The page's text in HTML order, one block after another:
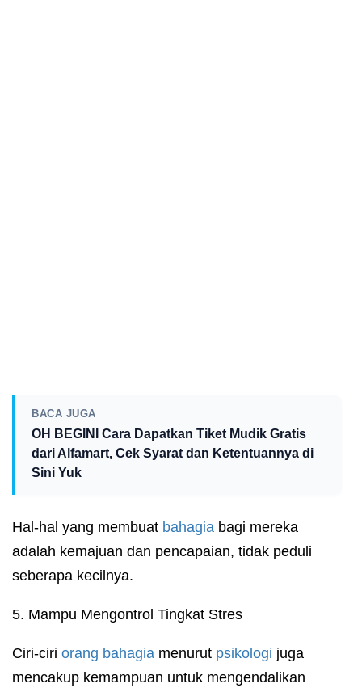
BACA JUGA
OH BEGINI Cara Dapatkan Tiket Mudik Gratis
dari Alfamart, Cek Syarat dan Ketentuannya di
Sini Yuk
Hal-hal yang membuat bahagia bagi mereka
adalah kemajuan dan pencapaian, tidak peduli
seberapa kecilnya.
5. Mampu Mengontrol Tingkat Stres
Ciri-ciri orang bahagia menurut psikologi juga
mencakup kemampuan untuk mengendalikan